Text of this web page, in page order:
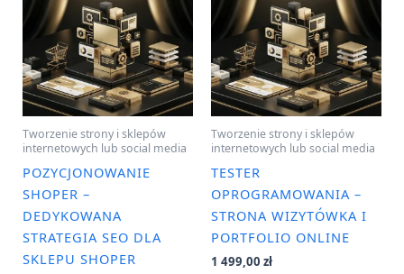
Tworzenie strony i sklepów
internetowych lub social media
POZYCJONOWANIE
SHOPER –
DEDYKOWANA
STRATEGIA SEO DLA
SKLEPU SHOPER
Tworzenie strony i sklepów
internetowych lub social media
TESTER
OPROGRAMOWANIA –
STRONA WIZYTÓWKA I
PORTFOLIO ONLINE
1 499,00 zł